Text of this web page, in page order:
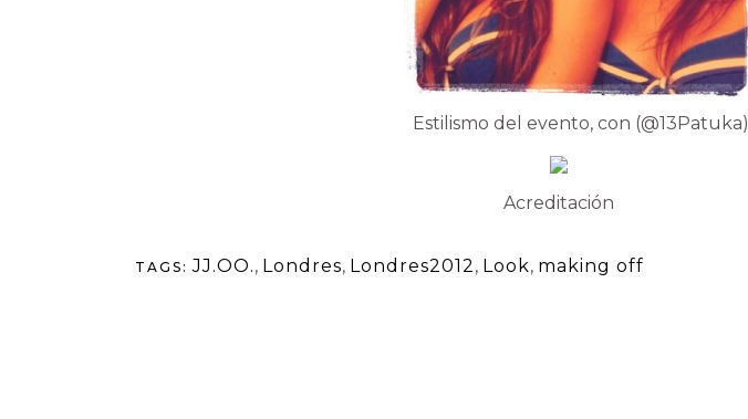
Estilismo del evento, con (@13Patuka)
Acreditación
TAGS: JJ.OO., Londres, Londres2012, Look, making off